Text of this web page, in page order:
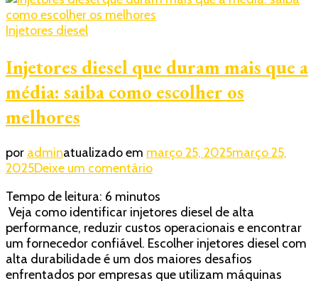
Injetores diesel
Injetores diesel que duram mais que a
média: saiba como escolher os
melhores
por adminatualizado em março 25, 2025março 25,
2025Deixe um comentárioem
diesel
que
duram
mais
que
a
Tempo de leitura: 6 minutos
Veja como identificar injetores diesel de alta
performance, reduzir custos operacionais e encontrar
um fornecedor confiável. Escolher injetores diesel com
alta durabilidade é um dos maiores desafios
enfrentados por empresas que utilizam máquinas